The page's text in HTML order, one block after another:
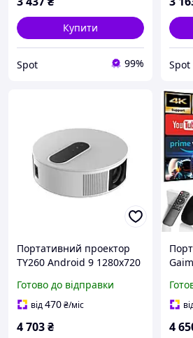
Купити
Spot 99% Spot
Портативний проектор
TY260 Android 9 1280x720
з динаміками білий
Готово до відправки
від470₴/міс
4 703₴ 4